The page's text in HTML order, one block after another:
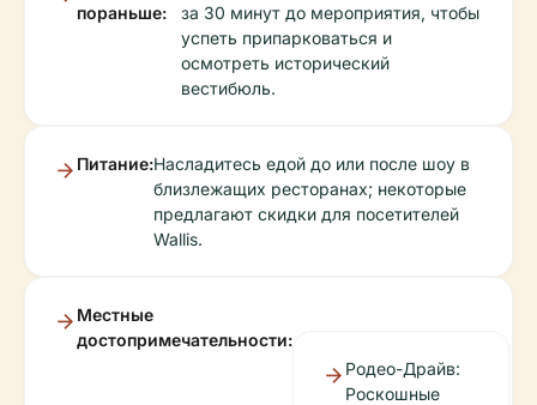
пораньше:
за 30 минут до мероприятия, чтобы
успеть припарковаться и
осмотреть исторический
вестибюль.
Питание:Насладитесь едой до или после шоу в
близлежащих ресторанах; некоторые
предлагают скидки для посетителей
Wallis.
Местные
достопримечательности:
Родео-Драйв:
Роскошные